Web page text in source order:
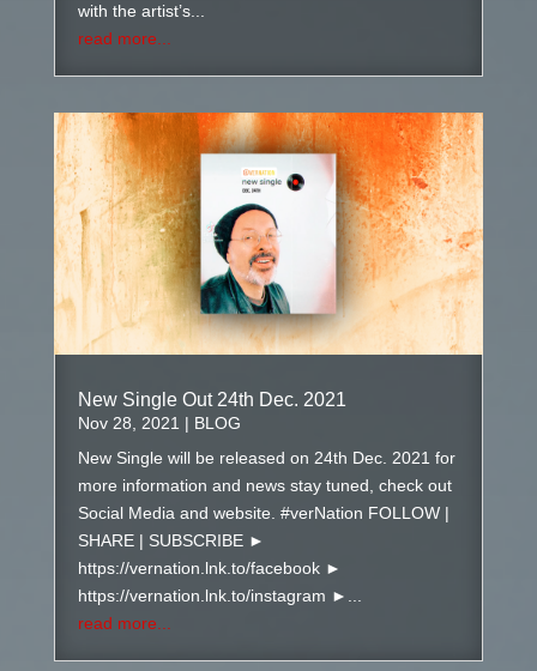
with the artist’s...
read more...
New Single Out 24th Dec. 2021
Nov 28, 2021 | BLOG
New Single will be released on 24th Dec. 2021 for
more information and news stay tuned, check out
Social Media and website. #verNation FOLLOW |
SHARE | SUBSCRIBE ►
https://vernation.lnk.to/facebook ►
https://vernation.lnk.to/instagram ►...
read more...